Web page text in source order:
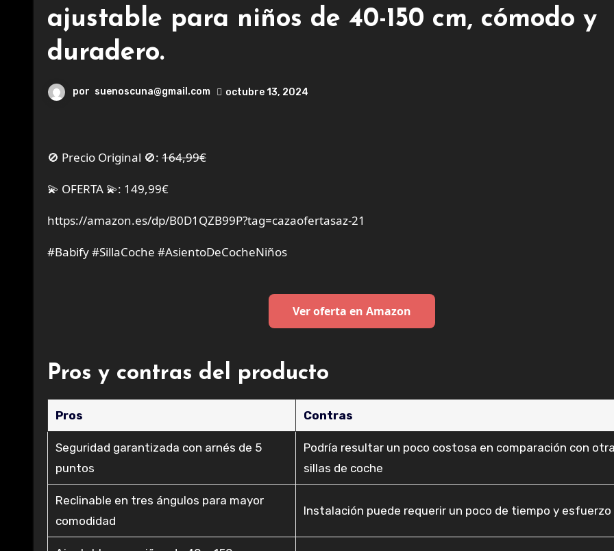
ajustable para niños de 40-150 cm, cómodo y
duradero.
por suenoscuna@gmail.com octubre 13, 2024
🚫 Precio Original 🚫: 164,99€
💫 OFERTA 💫: 149,99€
https://amazon.es/dp/B0D1QZB99P?tag=cazaofertasaz-21
#Babify #SillaCoche #AsientoDeCocheNiños
Ver oferta en Amazon
Pros y contras del producto
Pros Contras
Seguridad garantizada con arnés de 5
puntos
Podría resultar un poco costosa en comparación con
sillas de coche
Reclinable en tres ángulos para mayor
comodidad
Instalación puede requerir un poco de tiempo y esfuerzo